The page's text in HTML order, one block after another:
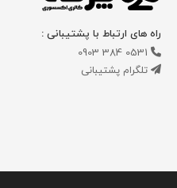
راه های ارتباط با پشتیبانی :
0531 384 0903
تلگرام پشتیبانی